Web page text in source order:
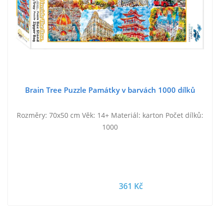
Brain Tree Puzzle Památky v barvách 1000 dílků
Rozměry: 70x50 cm Věk: 14+ Materiál: karton Počet dílků:
1000
361 Kč